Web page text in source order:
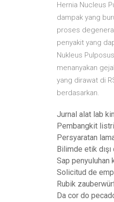
Hernia Nucleus
dampak yang
proses
penyakit yang
Nukleus
menanyakan
yang dirawat di
berdasarkan.
Jurnal alat lab
Pembangkit
Persyaratan
Bilimde etik dışı
Sap penyuluhan
Solicitud de
Rubik
Da cor do